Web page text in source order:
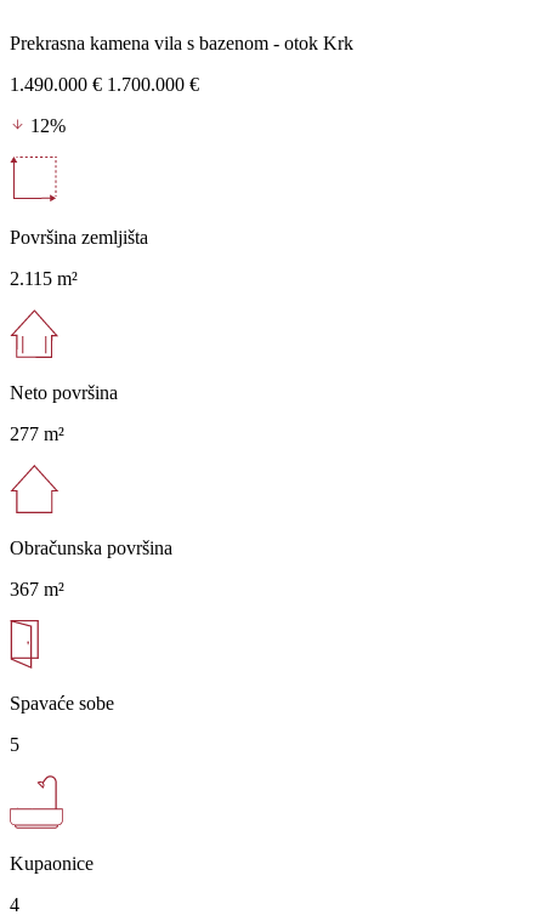
Prekrasna kamena vila s bazenom - otok Krk
1.490.000 € 1.700.000 €
12%
Površina zemljišta
2.115 m²
Neto površina
277 m²
Obračunska površina
367 m²
Spavaće sobe
5
Kupaonice
4